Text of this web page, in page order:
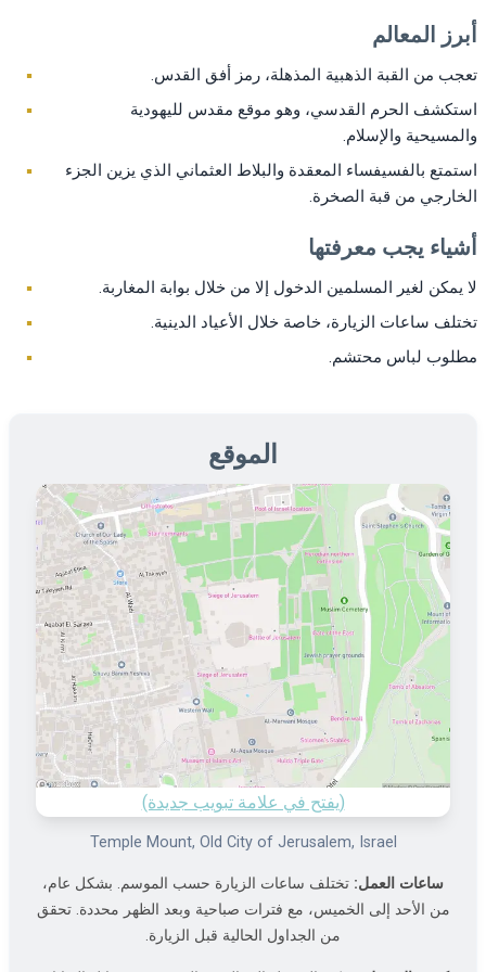
المعالم
من القبة الذهبية المذهلة، رمز أفق القدس.
الحرم القدسي، وهو موقع مقدس لليهودية
والإسلام.
بالفسيفساء المعقدة والبلاط العثماني الذي يزين الجزء
من قبة الصخرة.
يجب معرفتها
لغير المسلمين الدخول إلا من خلال بوابة المغاربة.
ساعات الزيارة، خاصة خلال الأعياد الدينية.
لباس محتشم.
الموقع
(يفتح في علامة تبويب جديدة)
Temple Mount, Old City of Jerusalem, Israel
ساعات العمل:تختلف ساعات الزيارة حسب الموسم. بشكل عام،
من الأحد إلى الخميس، مع فترات صباحية وبعد الظهر محددة. تحقق
من الجداول الحالية قبل الزيارة.